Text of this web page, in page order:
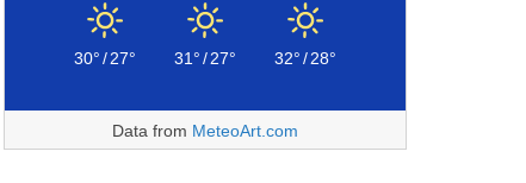
30°/27° 31°/27° 32°/28°
Data from MeteoArt.com